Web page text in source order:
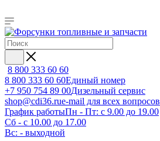
8 800 333 60 60
8 800 333 60 60Единый номер
+7 950 754 89 00Дизельный сервис
shop@cdi36.rue-mail для всех вопросов
График работыПн - Пт: с 9.00 до 19.00
Сб - с 10.00 до 17.00
Вс: - выходной